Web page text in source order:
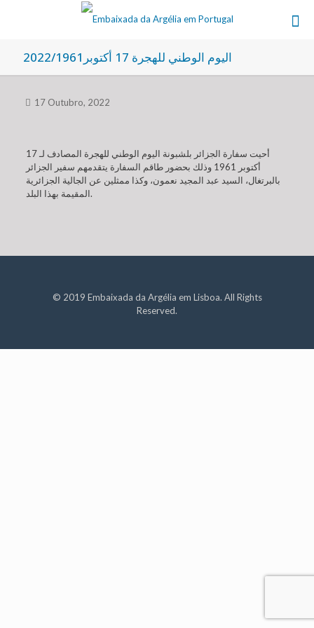
اليوم الوطني للهجرة 17 أكتوبر2022/1961
17 Outubro, 2022
أحيت سفارة الجزائر بلشبونة اليوم الوطني للهجرة المصادف لـ 17
أكتوبر 1961 وذلك بحضور طاقم السفارة يتقدمهم سفير الجزائر
بالبرتغال، السيد عبد المجيد نعمون، وكذا ممثلين عن الجالية الجزائرية
المقيمة بهذا البلد.
© 2019 Embaixada da Argélia em Lisboa. All Rights
Reserved.